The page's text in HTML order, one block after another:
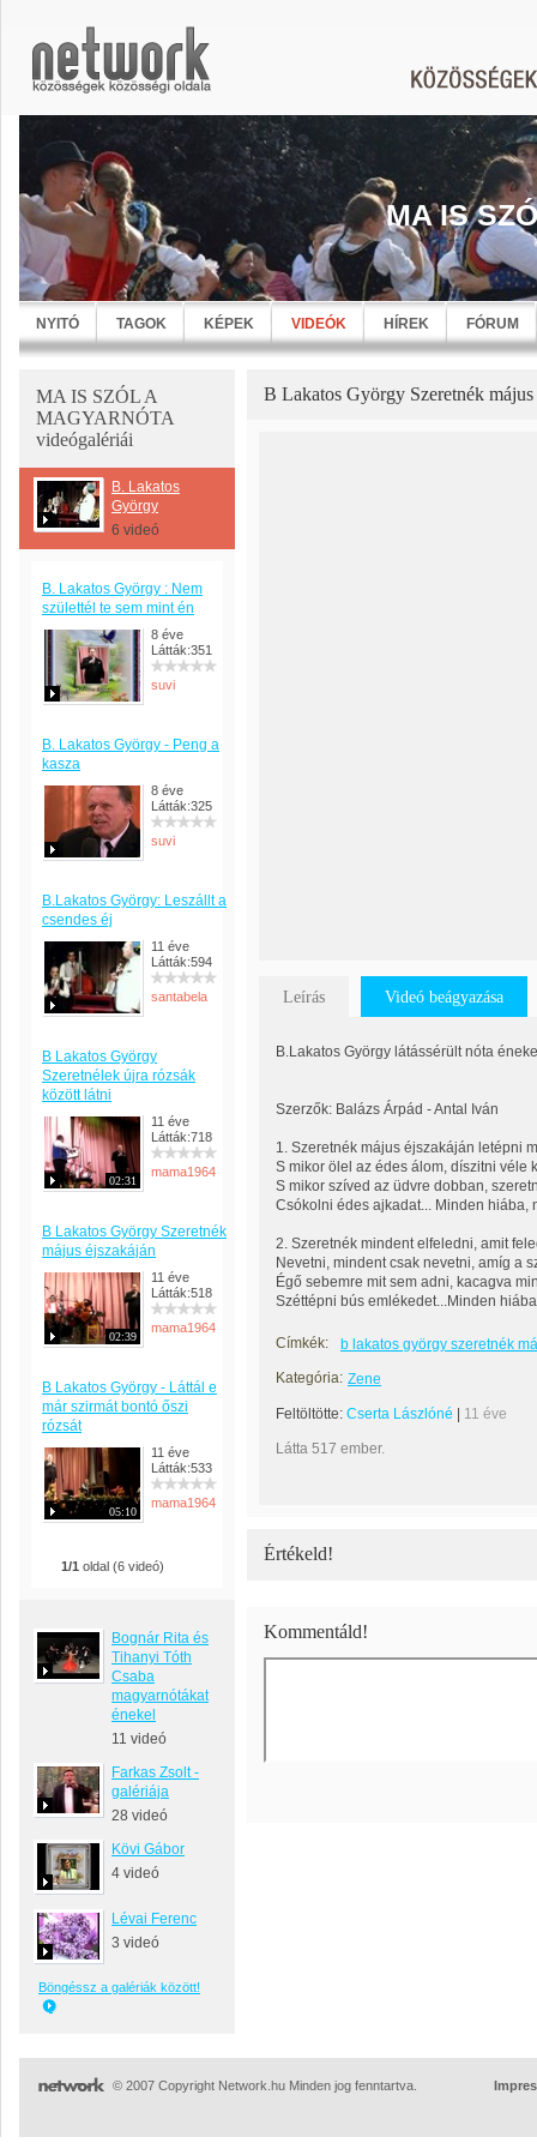
MA IS
NYITÓ TAGOK KÉPEK VIDEÓK HÍREK FÓRUM
MA IS SZÓL A
MAGYARNÓTA
videógalériái
B. Lakatos
György
6 videó
B. Lakatos György : Nem
születtél te sem mint én
8 éve
Látták:351
suvi
B. Lakatos György - Peng a
kasza
8 éve
Látták:325
suvi
B.Lakatos György: Leszállt a
csendes éj
11 éve
Látták:594
santabela
B Lakatos György
Szeretnélek újra rózsák
között látni
02:31
11 éve
Látták:718
mama1964
B Lakatos György Szeretnék
május éjszakáján
02:39
11 éve
Látták:518
mama1964
B Lakatos György - Láttál e
már szirmát bontó őszi
rózsát
05:10
11 éve
Látták:533
mama1964
1/1 oldal (6 videó)
Bognár Rita és
Tihanyi Tóth
Csaba
magyarnótákat
énekel
11 videó
Farkas Zsolt -
galériája
28 videó
Kövi Gábor
4 videó
Lévai Ferenc
3 videó
Böngéssz a galériák között!
B Lakatos György Szeretnék május
Leírás Videó beágyazása
B.Lakatos György látássérült nóta
Szerzők: Balázs Árpád - Antal Iván
1. Szeretnék május éjszakáján letépni
S mikor ölel az édes álom, díszitni véle
S mikor szíved az üdvre dobban,
Csókolni édes ajkadat... Minden hiába,
2. Szeretnék mindent elfeledni, amit
Nevetni, mindent csak nevetni, amíg a
Égő sebemre mit sem adni, kacagva
Széttépni bús emlékedet...Minden
Címkék:
b lakatos györgy szeretnék
Kategória: Zene
Feltöltötte: Cserta Lászlóné 11 éve
Látta 517 ember.
Értékeld!
Kommentáld!
© 2007 Copyright Network.hu Minden jog fenntartva.